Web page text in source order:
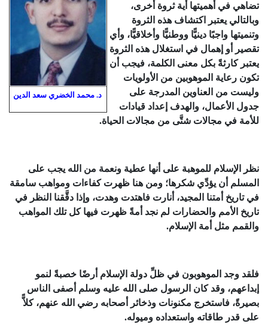
د. محمد الخضري سعد الدين
تضاهي في أهميتها أية ثروة أخرى،
وبالتالي يعتبر اكتشاف هذه الثروة
وتنميتها واجبًا دينيًّا ووطنيًّا وأخلاقيًّا، وأي
تقصير أو إهمال في استغلال هذه الثروة
يعتبر كارثةً بكل معنى الكلمة، فيجب أن
تكون رعاية الموهوبين من الأولويات
وليست من العناوين المدرجة على
جدول الأعمال، والهدف إعداد قيادات
للأمة في مجالات شتَّى من مجالات الحياة.
نظر الإسلام للموهبة على أنها عطية ونعمة من الله يجب على
المسلم أن يؤدِّي شكرها؛ ومن هنا ظهرت كفاءات ومواهب سامقة
في تاريخ أمتنا المجيد، أنارت فاهتدت وهدت، وإذا دقَّقنا النظر في
تاريخ الأمم والحضارات لم نجد أمةً ظهرت فيها كل تلك المواهب
والقمم مثل أمة الإسلام.
فلقد وجد الموهوبون في ظلِّ دولة الإسلام أرضًا خصبةً لنمو
إبداعهم، وقد كان الرسول صلى الله عليه وسلم أصفى الناس
بصيرةً، فاستخرج مكنونات وذخائر أصحابه رضي الله عنهم، كلاًّ
على قدر طاقاته واستعداده وميوله.